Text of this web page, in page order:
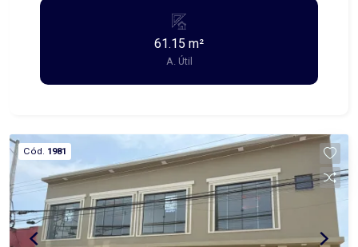
Sala 03 - Piso Superior Excelente oportunidade
para instalar seu negócio em uma localização
central e de fácil acesso! Além do aluguel e
encargos anunciados, é acrescido ainda o Seguro
contra Incêndio e Vendaval (valor sob consulta) e
Características do imóvel: - Sala no segundo
andar com aproximadamente 50 m² - 1 depósito
ou copa - 1 banheiro - Interfone na porta de
entrada principal para se comunicar com a sala -
Imóvel novo, moderno e versátil - Possibilidade
de incluir estacionamento ao lado Ideal para
61.15 m²
A. Útil
Cód. 1981